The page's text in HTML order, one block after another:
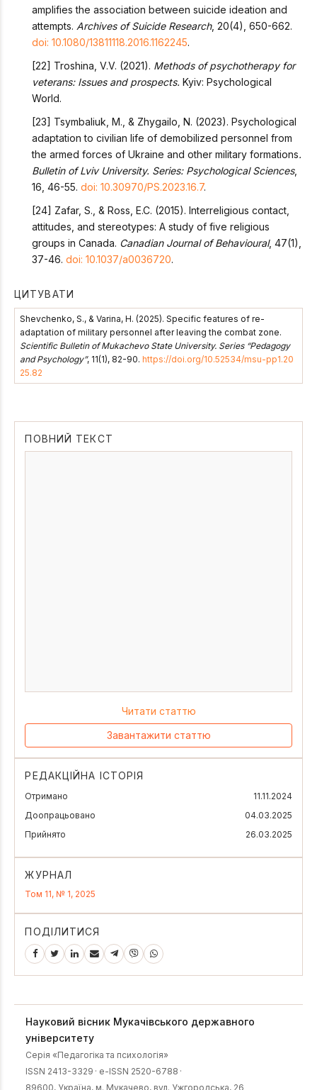
amplifies the association between suicide ideation and
attempts. Archives of Suicide Research, 20(4), 650-662.
doi: 10.1080/13811118.2016.1162245.
[22] Troshina, V.V. (2021). Methods of psychotherapy for
veterans: Issues and prospects.Kyiv: Psychological
World.
[23] Tsymbaliuk, M., & Zhygailo, N. (2023). Psychological
adaptation to civilian life of demobilized personnel from
the armed forces of Ukraine and other military formations.
Bulletin of Lviv University. Series: Psychological Sciences,
16, 46-55.doi: 10.30970/PS.2023.16.7.
[24] Zafar, S., & Ross, E.C. (2015). Interreligious contact,
attitudes, and stereotypes: A study of five religious
groups in Canada. Canadian Journal of Behavioural, 47(1),
37-46.doi: 10.1037/a0036720.
ЦИТУВАТИ
Shevchenko, S., & Varina, H. (2025). Specific features of re-
adaptation of military personnel after leaving the combat zone.
Scientific Bulletin of Mukachevo State University. Series “Pedagogy
and Psychology”, 11(1), 82-90. https://doi.org/10.52534/msu-pp1.20
25.82
ПОВНИЙ ТЕКСТ
Читати статтю
Завантажити статтю
РЕДАКЦІЙНА ІСТОРІЯ
Отримано
11.11.2024
Доопрацьовано
04.03.2025
Прийнято
26.03.2025
ЖУРНАЛ
Том 11, № 1, 2025
ПОДІЛИТИСЯ
Науковий вісник Мукачівського державного
університету
Серія «Педагогіка та психологія»
ISSN 2413-3329 · e-ISSN 2520-6788 ·
89600, Українa, м. Мукачево, вул. Ужгородська, 26